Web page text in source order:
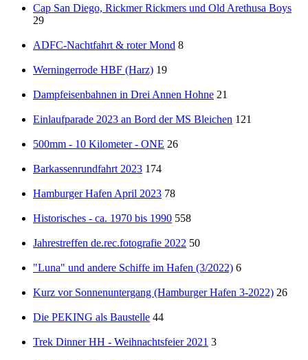
Cap San Diego, Rickmer Rickmers und Old Arethusa Boys
29
ADFC-Nachtfahrt & roter Mond 8
Werningerrode HBF (Harz) 19
Dampfeisenbahnen in Drei Annen Hohne 21
Einlaufparade 2023 an Bord der MS Bleichen 121
500mm - 10 Kilometer - ONE 26
Barkassenrundfahrt 2023 174
Hamburger Hafen April 2023 78
Historisches - ca. 1970 bis 1990 558
Jahrestreffen de.rec.fotografie 2022 50
"Luna" und andere Schiffe im Hafen (3/2022) 6
Kurz vor Sonnenuntergang (Hamburger Hafen 3-2022) 26
Die PEKING als Baustelle 44
Trek Dinner HH - Weihnachtsfeier 2021 3